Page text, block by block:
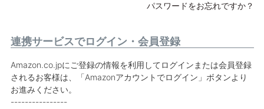
パスワードをお忘れですか？
連携サービスでログイン・会員登録
Amazon.co.jpにご登録の情報を利用してログインまたは会員登録
されるお客様は、「Amazonアカウントでログイン」ボタンより
お進みください。
----------------